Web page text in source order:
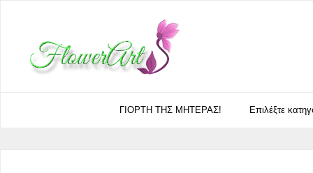
περιεχόμενο
ΓΙΟΡΤΗ ΤΗΣ ΜΗΤΕΡΑΣ! Eπιλέξτε